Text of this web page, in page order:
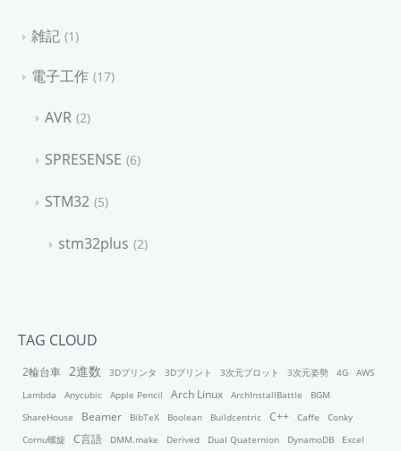
雑記 1
電子工作 17
AVR 2
SPRESENSE 6
STM32 5
stm32plus 2
TAG CLOUD
2輪台車 2進数 3Dプリンタ 3Dプリント 3次元プロット 3次元姿勢 4G
AWS
Lambda
Anycubic Apple Pencil Arch Linux ArchInstallBattle
BGM
ShareHouse
Beamer BibTeX Boolean Buildcentric C++ Caffe
Conky
Cornu螺旋
C言語 DMM.make Derived Dual Quaternion DynamoDB
Excel